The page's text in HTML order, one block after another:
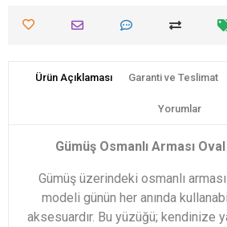
Ürün Açıklaması Garanti ve Teslimat
Yorumlar
Gümüş Osmanlı Arması
Gümüş üzerindeki osmanlı
modeli günün her anında
aksesuardır. Bu yüzüğü; kendinize